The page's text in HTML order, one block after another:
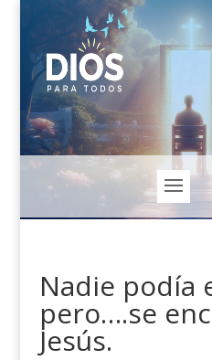
Nadie podía
pero….se
Jesús.